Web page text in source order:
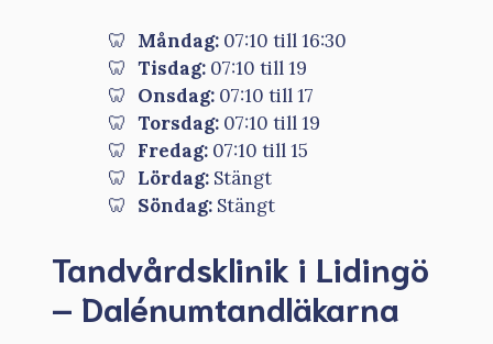
Måndag: 07:10 till 16:30
Tisdag: 07:10 till 19
Onsdag: 07:10 till 17
Torsdag: 07:10 till 19
Fredag: 07:10 till 15
Lördag: Stängt
Söndag: Stängt
Tandvårdsklinik i Lidingö
– Dalénumtandläkarna